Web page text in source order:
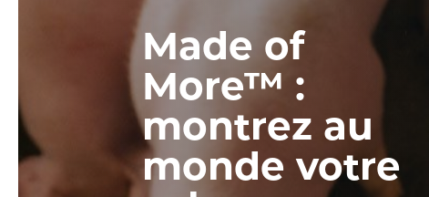
Made of
More™ :
montrez au
monde votre